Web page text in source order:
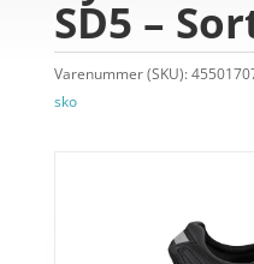
SD5 –
Varenummer (SKU):
sko